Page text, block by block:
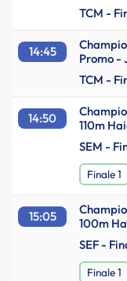
TCM -
14:45
Promo -
TCM -
14:50
110m
SEM -
Finale 1
15:05
100m
SEF -
Finale 1